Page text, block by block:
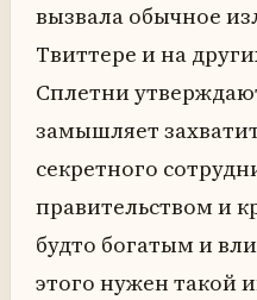
вызвала обычное
Твиттере и на
Сплетни
замышляет
секретного
правительством и
будто богатым и
этого нужен такой